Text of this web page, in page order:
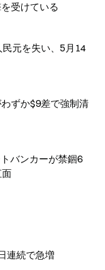
受けている
元を失い、5月14
ずか$9差で強制清
バンカーが禁錮6
面
連続で急増